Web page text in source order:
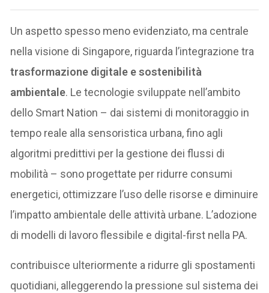
Un aspetto spesso meno evidenziato, ma centrale
nella visione di Singapore, riguarda l’integrazione tra
trasformazione digitale e sostenibilità
ambientale. Le tecnologie sviluppate nell’ambito
dello Smart Nation – dai sistemi di monitoraggio in
tempo reale alla sensoristica urbana, fino agli
algoritmi predittivi per la gestione dei flussi di
mobilità – sono progettate per ridurre consumi
energetici, ottimizzare l’uso delle risorse e diminuire
l’impatto ambientale delle attività urbane. L’adozione
di modelli di lavoro flessibile e digital-first nella PA.
contribuisce ulteriormente a ridurre gli spostamenti
quotidiani, alleggerendo la pressione sul sistema dei